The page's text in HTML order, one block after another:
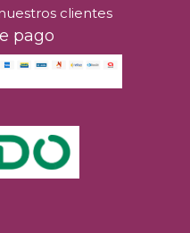
clientes
pago